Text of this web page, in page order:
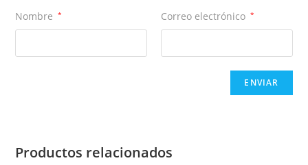
Nombre * Correo electrónico *
Productos relacionados